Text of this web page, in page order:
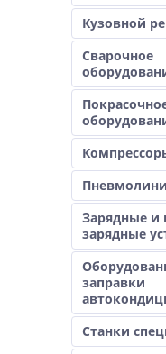
Кузовной
Сварочное
Зарядные и
зарядные
заправки
Станки